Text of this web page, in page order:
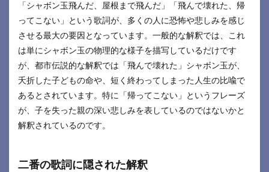
「シャボン玉飛んだ、屋根まで飛んだ」「飛んで壊れた、帰
ってこない」という歌詞が、多くの人に恐怖や悲しみを感じ
させる最大の要因となっています。一般的な解釈では、これ
は単にシャボン玉の物理的な様子を描写しているだけです
が、都市伝説的な解釈では「飛んで壊れた」シャボン玉が、
夭折した子どもの命や、短く終わってしまった人生の比喩で
あるとされています。特に「帰ってこない」というフレーズ
が、子を失った親の深い悲しみを表しているのではないかと
解釈されているのです。
二番の歌詞に隠された解釈